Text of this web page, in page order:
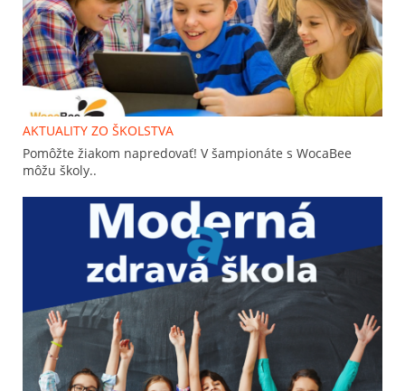
AKTUALITY ZO ŠKOLSTVA
Pomôžte žiakom napredovať! V šampionáte s WocaBee
môžu školy..